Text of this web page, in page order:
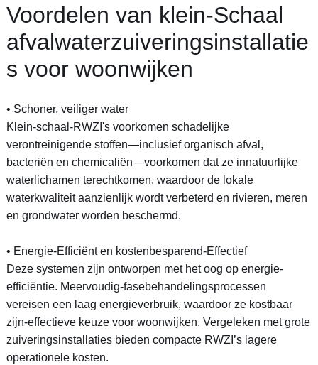
Voordelen van klein-Schaal
afvalwaterzuiveringsinstallatie
s voor woonwijken
• Schoner, veiliger water
Klein-schaal-RWZI's voorkomen schadelijke
verontreinigende stoffen—inclusief organisch afval,
bacteriën en chemicaliën—voorkomen dat ze innatuurlijke
waterlichamen terechtkomen, waardoor de lokale
waterkwaliteit aanzienlijk wordt verbeterd en rivieren, meren
en grondwater worden beschermd.
• Energie-Efficiënt en kostenbesparend-Effectief
Deze systemen zijn ontworpen met het oog op energie-
efficiëntie. Meervoudig-fasebehandelingsprocessen
vereisen een laag energieverbruik, waardoor ze kostbaar
zijn-effectieve keuze voor woonwijken. Vergeleken met grote
zuiveringsinstallaties bieden compacte RWZI’s lagere
operationele kosten.